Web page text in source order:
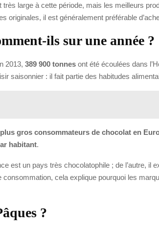
large à cette période, mais les meilleurs
il est généralement préférable
ils sur une année ?
2013, 389 900 tonnes ont été écoulées dans
saisonnier : il fait partie des habitudes
gros consommateurs de chocolat en
habitant.
est un pays très chocolatophile ; de l’autre, il
cela explique pourquoi les
?